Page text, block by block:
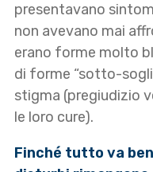
presentavano
non avevano mai
erano forme molto
di forme “sotto-
stigma (pregiudizio
le loro cure).
Finché tutto va